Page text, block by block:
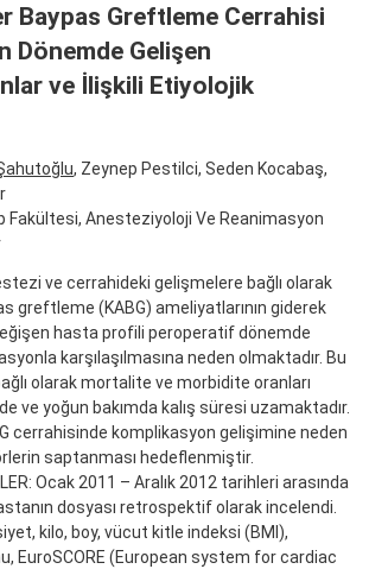
Baypas Greftleme Cerrahisi
Dönemde Gelişen
ve İlişkili Etiyolojik
, Zeynep Pestilci, Seden Kocabaş,
Fakültesi, Anesteziyoloji Ve Reanimasyon
ve cerrahideki gelişmelere bağlı olarak
greftleme (KABG) ameliyatlarının giderek
hasta profili peroperatif dönemde
karşılaşılmasına neden olmaktadır. Bu
olarak mortalite ve morbidite oranları
ve yoğun bakımda kalış süresi uzamaktadır.
cerrahisinde komplikasyon gelişimine neden
saptanması hedeflenmiştir.
Ocak 2011 – Aralık 2012 tarihleri arasında
dosyası retrospektif olarak incelendi.
kilo, boy, vücut kitle indeksi (BMI),
EuroSCORE (European system for cardiac